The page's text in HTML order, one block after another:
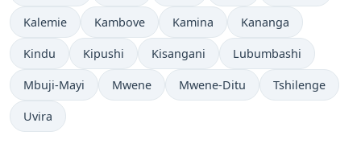
Kalemie Kambove Kamina Kananga
Kindu Kipushi Kisangani Lubumbashi
Mbuji-Mayi Mwene Mwene-Ditu Tshilenge
Uvira